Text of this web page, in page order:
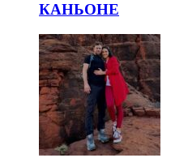
КАНЬОНЕ